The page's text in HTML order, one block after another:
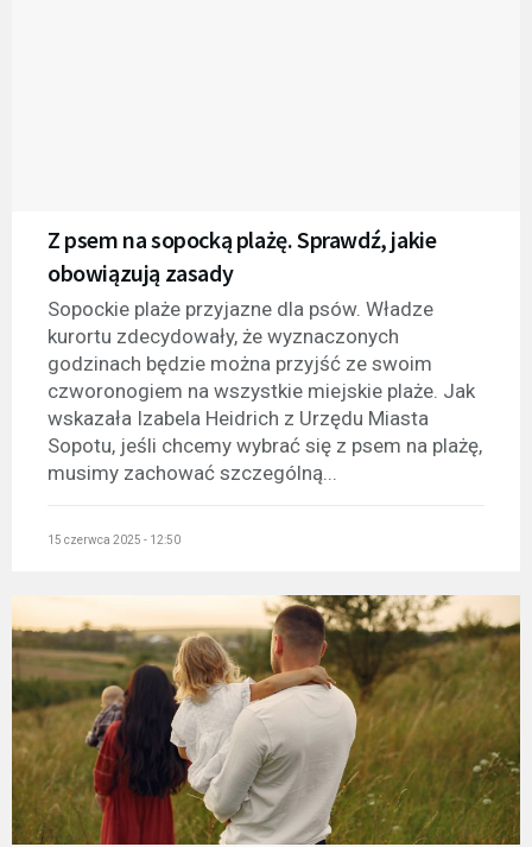
Z psem na sopocką plażę. Sprawdź, jakie
obowiązują zasady
Sopockie plaże przyjazne dla psów. Władze
kurortu zdecydowały, że wyznaczonych
godzinach będzie można przyjść ze swoim
czworonogiem na wszystkie miejskie plaże. Jak
wskazała Izabela Heidrich z Urzędu Miasta
Sopotu, jeśli chcemy wybrać się z psem na plażę,
musimy zachować szczególną...
15 czerwca 2025 - 12:50